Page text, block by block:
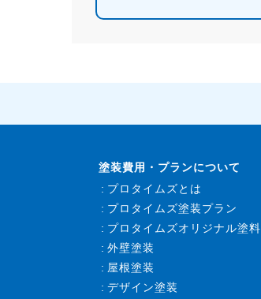
塗装費用・プランについて
プロタイムズとは
プロタイムズ塗装プラン
プロタイムズオリジナル塗料
外壁塗装
屋根塗装
デザイン塗装